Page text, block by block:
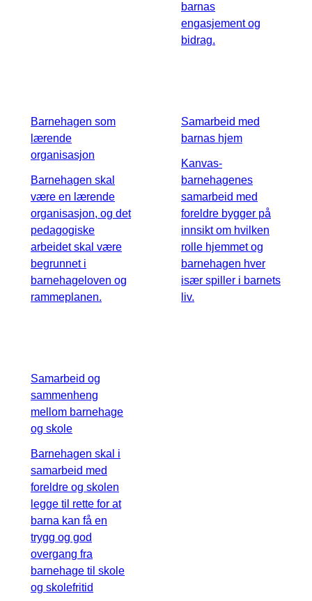
barnas
engasjement og
bidrag.
Barnehagen som
lærende
organisasjon
Barnehagen skal
være en lærende
organisasjon, og det
pedagogiske
arbeidet skal være
begrunnet i
barnehageloven og
rammeplanen.
Samarbeid med
barnas hjem
Kanvas-
barnehagenes
samarbeid med
foreldre bygger på
innsikt om hvilken
rolle hjemmet og
barnehagen hver
især spiller i barnets
liv.
Samarbeid og
sammenheng
mellom barnehage
og skole
Barnehagen skal i
samarbeid med
foreldre og skolen
legge til rette for at
barna kan få en
trygg og god
overgang fra
barnehage til skole
og skolefritid